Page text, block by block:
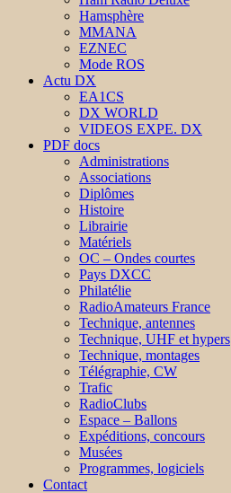
Hamsphère
MMANA
EZNEC
Mode ROS
Actu DX
EA1CS
DX WORLD
VIDEOS EXPE. DX
PDF docs
Administrations
Associations
Diplômes
Histoire
Librairie
Matériels
OC – Ondes courtes
Pays DXCC
Philatélie
RadioAmateurs France
Technique, antennes
Technique, UHF et hypers
Technique, montages
Télégraphie, CW
Trafic
RadioClubs
Espace – Ballons
Expéditions, concours
Musées
Programmes, logiciels
Contact